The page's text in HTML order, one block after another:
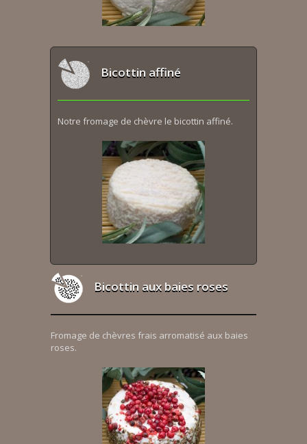
Bicottin affiné
Notre fromage de chèvre le bicottin affiné.
Bicottin aux baies roses
Fromage de chèvres frais arromatisé aux baies
roses.